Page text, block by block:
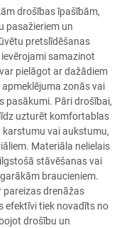
drošības īpašībām,
pasažieriem un
pretslīdēšanas
samazinot
pielāgot ar dažādiem
zonās vai
pasākumi. Pāri drošībai,
uzturēt komfortablas
vai aukstumu,
Materiāla nelielais
stāvēšanas vai
braucieniem.
drenāžas
efektīvi tiek novadīts no
drošību un